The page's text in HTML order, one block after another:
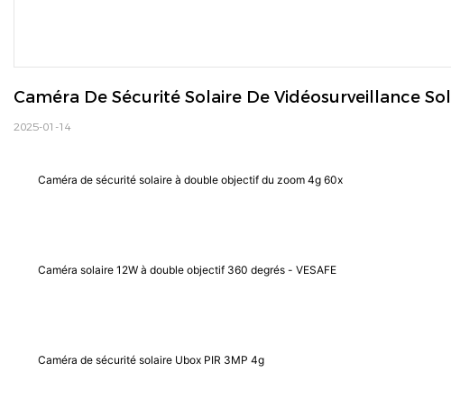
Caméra De Sécurité Solaire De Vidéosurveillance
2025-01-14
Caméra de sécurité solaire à double objectif du zoom 4g 60x
Caméra solaire 12W à double objectif 360 degrés - VESAFE
Caméra de sécurité solaire Ubox PIR 3MP 4g